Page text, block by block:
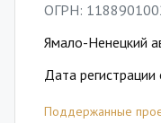
ОГРН:
Ямало-Ненецкий
Дата
Поддержанные